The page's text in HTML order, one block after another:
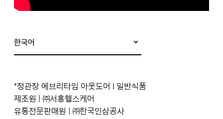
한국어
*정관장 에브리타임 아웃도어 I 일반식품
제조원 | ㈜서흥헬스케어
유통전문판매원 | ㈜한국인삼공사